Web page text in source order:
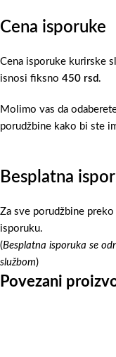
Cena isporuke
Cena isporuke kurirske
isnosi fiksno 450 rsd.
Molimo vas da
porudžbine kako bi ste
Besplatna
Za sve porudžbine preko
isporuku.
(Besplatna isporuka se
službom)
Povezani